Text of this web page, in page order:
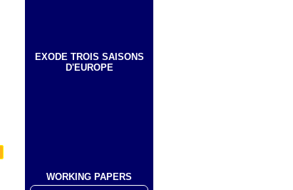
EXODE TROIS SAISONS
D'EUROPE
WORKING PAPERS